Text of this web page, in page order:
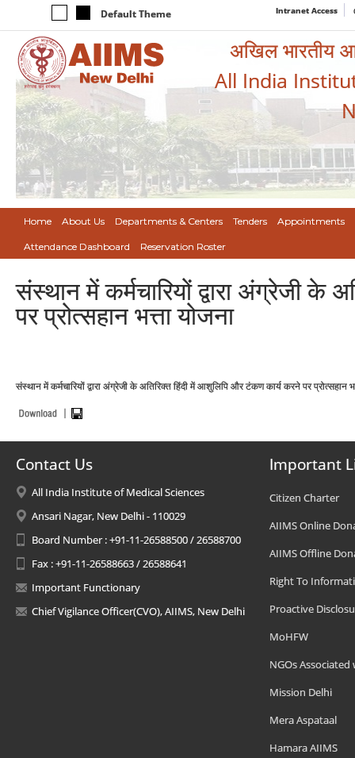
Default Theme Intranet Access
अखिल भारतीय
All India
Home About Us Departments & Centers Tenders Appointments
Attendance Dashboard Reservation Roster
संस्थान में कर्मचारियों द्वारा अंग्रेजी
पर प्रोत्सहान भत्ता योजना
संस्थान में कर्मचारियों द्वारा अंग्रेजी के अतिरिक्त हिंदी में आशुलिपि और टंकण कार्य करने पर प्रोत्सहान
Contact Us
All India Institute of Medical Sciences
Ansari Nagar, New Delhi - 110029
Board Number : +91-11-26588500 / 26588700
Fax : +91-11-26588663 / 26588641
Important Functionary
Chief Vigilance Officer(CVO), AIIMS, New Delhi
Important
Citizen Charter
AIIMS Online
AIIMS Offline
Right To
Proactive
MoHFW
NGOs Associated
Mission Delhi
Mera Aspataal
Hamara AIIMS